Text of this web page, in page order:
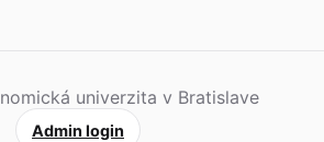
univerzita v Bratislave
Admin login